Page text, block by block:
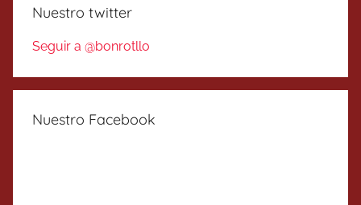
Nuestro twitter
Seguir a @bonrotllo
Nuestro Facebook